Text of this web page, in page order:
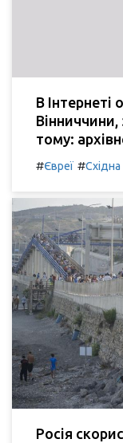
В Інтернеті
тому:
#Євреї #
Росія